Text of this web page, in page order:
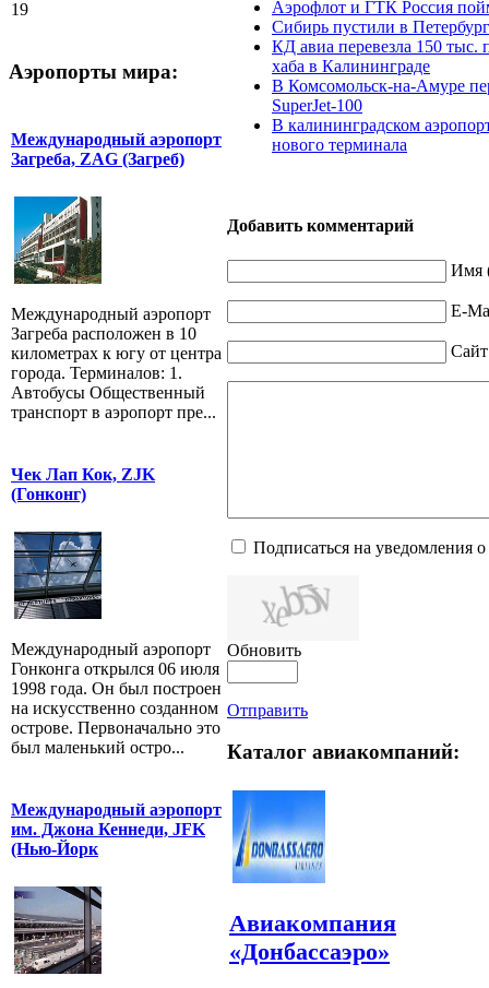
19
Аэропорты мира:
Международный аэропорт
Загреба, ZAG (Загреб)
Международный аэропорт
Загреба расположен в 10
километрах к югу от центра
города. Терминалов: 1.
Автобусы Общественный
транспорт в аэропорт пре...
Чек Лап Кок, ZJK
(Гонконг)
Международный аэропорт
Гонконга открылся 06 июля
1998 года. Он был построен
на искусственно созданном
острове. Первоначально это
был маленький остро...
Международный аэропорт
им. Джона Кеннеди, JFK
(Нью-Йорк
Аэрофлот и ГТК Россия
Сибирь пустили в Петербург
КД авиа перевезла 150 тыс.
хаба в Калининграде
В Комсомольск-на-Амуре
SuperJet-100
В калининградском
нового терминала
Добавить комментарий
Имя
E-
Сайт
Подписаться на уведомления
Обновить
Отправить
Каталог авиакомпаний:
Авиакомпания
«Донбассаэро»